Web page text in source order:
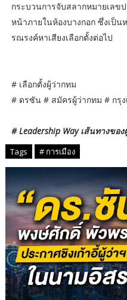
กระบวนการจับสลากหมายเล
หน้าภายในห้องบางกอก ซึ่งเป็
รณรงค์หาเสียงเลือกตั้งต่อไป
​# เลือกตั้งผู้ว่ากทม
# ดรซัน # สมัครผู้ว่ากทม # กรุง
# Leadership Way เส้นทางขอ
Tags # การเมือง